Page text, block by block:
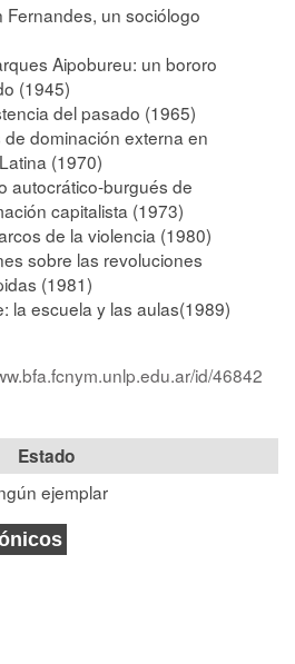
Fernandes, un sociólogo
Aipobureu: un bororo
(1945)
del pasado (1965)
de dominación externa en
(1970)
autocrático-burgués de
capitalista (1973)
de la violencia (1980)
sobre las revoluciones
(1981)
la escuela y las aulas(1989)
id/46842
Estado
ejemplar